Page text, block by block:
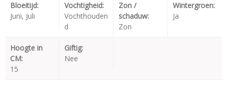
Bloeitijd:
Juni, Juli
Vochtigheid:
Vochthouden
d
Zon /
schaduw:
Zon
Wintergroen:
Ja
Hoogte in
CM:
15
Giftig:
Nee